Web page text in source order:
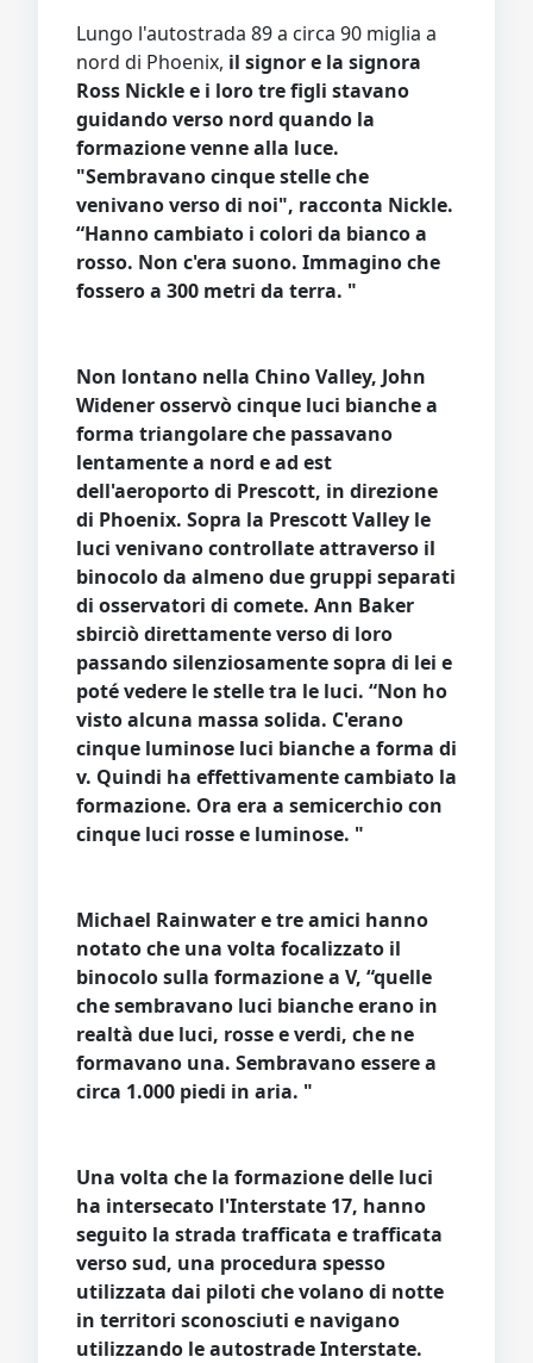
Lungo l'autostrada 89 a circa 90 miglia a
nord di Phoenix, il signor e la signora
Ross Nickle e i loro tre figli stavano
guidando verso nord quando la
formazione venne alla luce.
"Sembravano cinque stelle che
venivano verso di noi", racconta Nickle.
“Hanno cambiato i colori da bianco a
rosso. Non c'era suono. Immagino che
fossero a 300 metri da terra. "
Non lontano nella Chino Valley, John
Widener osservò cinque luci bianche a
forma triangolare che passavano
lentamente a nord e ad est
dell'aeroporto di Prescott, in direzione
di Phoenix. Sopra la Prescott Valley le
luci venivano controllate attraverso il
binocolo da almeno due gruppi separati
di osservatori di comete. Ann Baker
sbirciò direttamente verso di loro
passando silenziosamente sopra di lei e
poté vedere le stelle tra le luci. “Non ho
visto alcuna massa solida. C'erano
cinque luminose luci bianche a forma di
v. Quindi ha effettivamente cambiato la
formazione. Ora era a semicerchio con
cinque luci rosse e luminose. "
Michael Rainwater e tre amici hanno
notato che una volta focalizzato il
binocolo sulla formazione a V, “quelle
che sembravano luci bianche erano in
realtà due luci, rosse e verdi, che ne
formavano una. Sembravano essere a
circa 1.000 piedi in aria. "
Una volta che la formazione delle luci
ha intersecato l'Interstate 17, hanno
seguito la strada trafficata e trafficata
verso sud, una procedura spesso
utilizzata dai piloti che volano di notte
in territori sconosciuti e navigano
utilizzando le autostrade Interstate.